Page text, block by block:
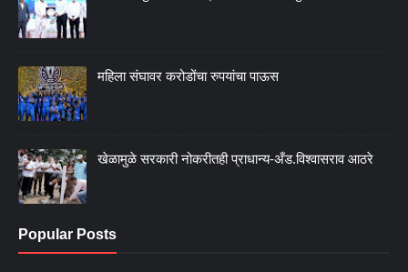
महिला संघावर करोडोंचा रुपयांचा पाऊस
खेळामुळे सरकारी नोकरीतही प्राधान्य-अँड.विश्वासराव आठरे
Popular Posts